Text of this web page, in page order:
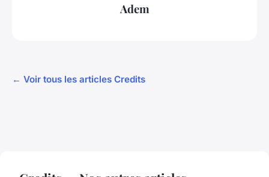
Adem
← Voir tous les articles Credits